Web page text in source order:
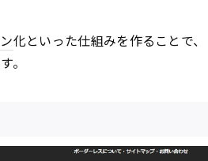
化といった仕組みを作ることで、
。